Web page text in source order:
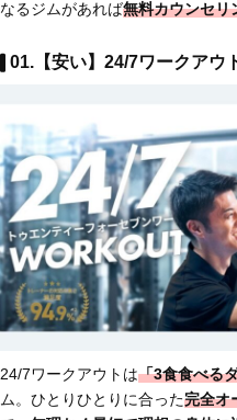
なるジムがあれば無料カウンセリ
01.【安い】24/7ワークアウ
24/7ワークアウトは「3食食べる
ム。ひとりひとりに合った完全オ